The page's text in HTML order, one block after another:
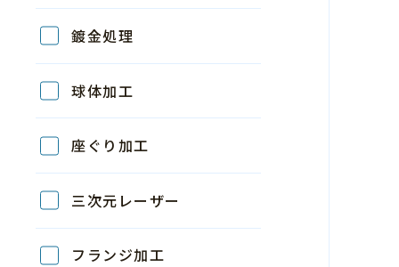
鍍金処理
球体加工
座ぐり加工
三次元レーザー
フランジ加工